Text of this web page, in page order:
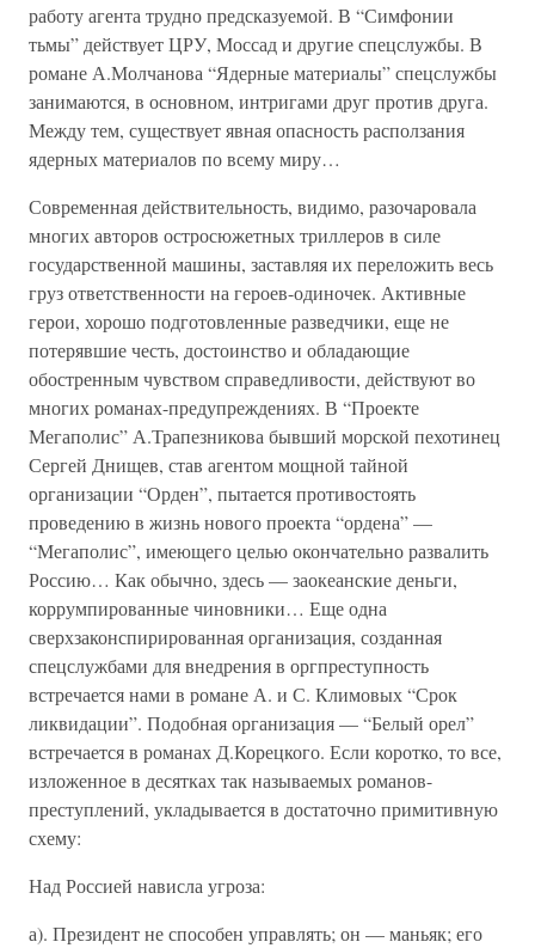
работу агента трудно предсказуемой. В “Симфонии
тьмы” действует ЦРУ, Моссад и другие спецслужбы. В
романе А.Молчанова “Ядерные материалы” спецслужбы
занимаются, в основном, интригами друг против друга.
Между тем, существует явная опасность расползания
ядерных материалов по всему миру…
Современная действительность, видимо, разочаровала
многих авторов остросюжетных триллеров в силе
государственной машины, заставляя их переложить весь
груз ответственности на героев-одиночек. Активные
герои, хорошо подготовленные разведчики, еще не
потерявшие честь, достоинство и обладающие
обостренным чувством справедливости, действуют во
многих романах-предупреждениях. В “Проекте
Мегаполис” А.Трапезникова бывший морской пехотинец
Сергей Днищев, став агентом мощной тайной
организации “Орден”, пытается противостоять
проведению в жизнь нового проекта “ордена” —
“Мегаполис”, имеющего целью окончательно развалить
Россию… Как обычно, здесь — заокеанские деньги,
коррумпированные чиновники… Еще одна
сверхзаконспирированная организация, созданная
спецслужбами для внедрения в оргпреступность
встречается нами в романе А. и С. Климовых “Срок
ликвидации”. Подобная организация — “Белый орел”
встречается в романах Д.Корецкого. Если коротко, то все,
изложенное в десятках так называемых романов-
преступлений, укладывается в достаточно примитивную
схему:
Над Россией нависла угроза:
а). Президент не способен управлять; он — маньяк; его